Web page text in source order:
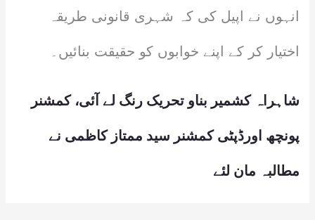
انہوں نے اپیل کی کہ شہری قانونی طریقہ
اختیار کر کے اپنے خوابوں کو حقیقت بنائیں۔
شاہراہ کشمیر بناو تحریک رنگ لے آئی، کمشنر
پونچھ اورڈپٹی کمشنر سید ممتاز کاظمی نے
مطالبہ مان لئے